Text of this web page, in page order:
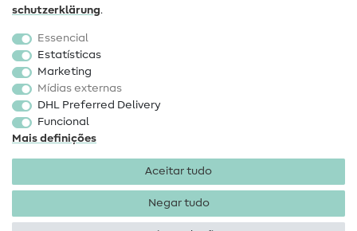
Popular
Tecidos
Acessórios de costura
Promoção
schutz­erklärung.
Essencial
Estatísticas
Marketing
Mídias externas
DHL Preferred Delivery
Funcional
Mais definições
Aceitar tudo
Negar tudo
Proteção de dados
condições
Direito de rescisão